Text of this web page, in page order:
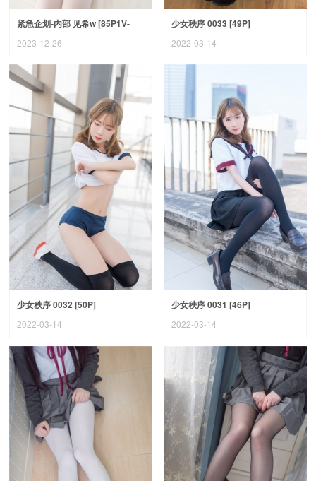
紧急企划-内部 见希w [85P1V-
2.64G]
2023-12-26
少女秩序 0033 [49P]
2022-03-14
少女秩序 0032 [50P]
2022-03-14
少女秩序 0031 [46P]
2022-03-14